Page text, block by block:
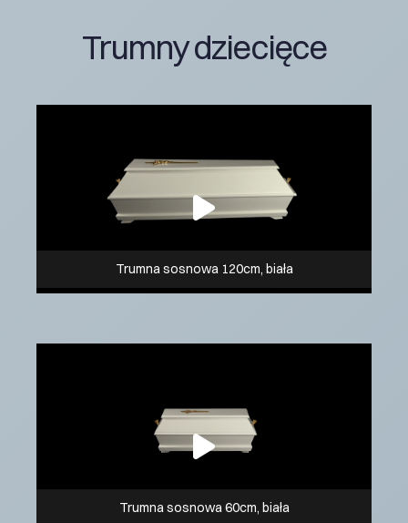
Trumny dziecięce
Trumna sosnowa 120cm, biała
Trumna sosnowa 60cm, biała